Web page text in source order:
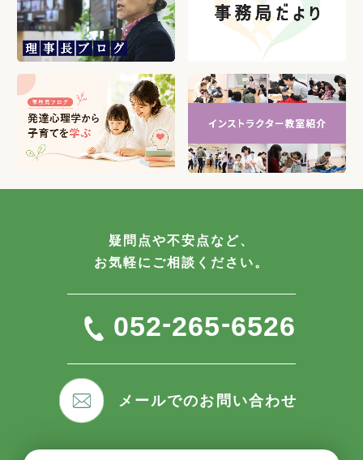
疑問点や不安点など、
お気軽にご相談ください。
052-265-6526
メールでのお問い合わせ